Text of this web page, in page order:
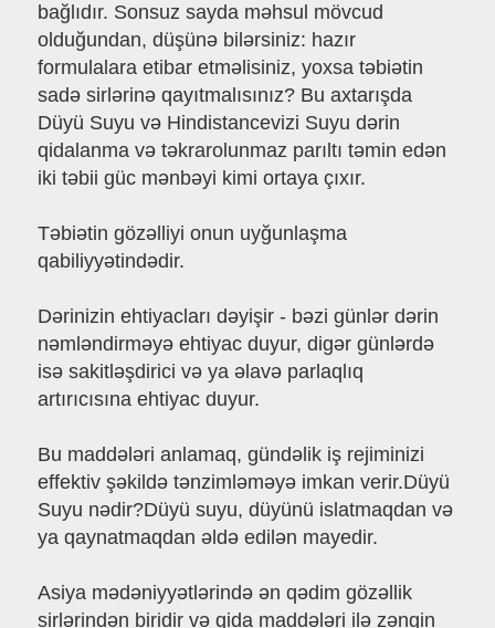
bağlıdır. Sonsuz sayda məhsul mövcud
olduğundan, düşünə bilərsiniz: hazır
formulalara etibar etməlisiniz, yoxsa təbiətin
sadə sirlərinə qayıtmalısınız? Bu axtarışda
Düyü Suyu və Hindistancevizi Suyu dərin
qidalanma və təkrarolunmaz parıltı təmin edən
iki təbii güc mənbəyi kimi ortaya çıxır.
Təbiətin gözəlliyi onun uyğunlaşma
qabiliyyətindədir.
Dərinizin ehtiyacları dəyişir - bəzi günlər dərin
nəmləndirməyə ehtiyac duyur, digər günlərdə
isə sakitləşdirici və ya əlavə parlaqlıq
artırıcısına ehtiyac duyur.
Bu maddələri anlamaq, gündəlik iş rejiminizi
effektiv şəkildə tənzimləməyə imkan verir.Düyü
Suyu nədir?Düyü suyu, düyünü islatmaqdan və
ya qaynatmaqdan əldə edilən mayedir.
Asiya mədəniyyətlərində ən qədim gözəllik
sirlərindən biridir və qida maddələri ilə zəngin